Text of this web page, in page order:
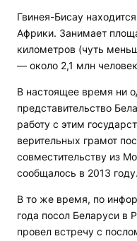
Гвинея-Бисау
Африки. Занимает
километров (чуть
— около 2,1 млн
В настоящее время ни
представительство
работу с этим
верительных грамот
совместительству из
сообщалось в 2013 году.
В то же время, по
года посол Беларуси в
провел встречу с